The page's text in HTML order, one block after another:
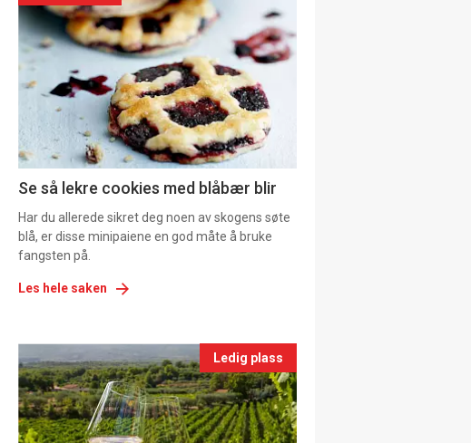
detail
-
section
11
Ukens
vin
Se så lekre cookies med blåbær blir
Har du allerede sikret deg noen av skogens søte
blå, er disse minipaiene en god måte å bruke
fangsten på.
Les hele saken
Events
single
Ledig plass